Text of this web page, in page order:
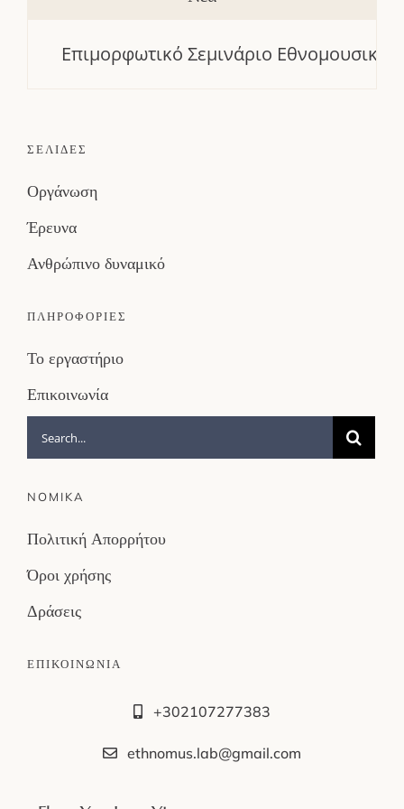
Επιμορφωτικό Σεμινάριο
ΣΕΛΙΔΕΣ
Οργάνωση
Έρευνα
Ανθρώπινο δυναμικό
ΠΛΗΡΟΦΟΡΙΕΣ
Το εργαστήριο
Επικοινωνία
Search
for:
NOMIKA
Πολιτική Απορρήτου
Όροι χρήσης
Δράσεις
ΕΠΙΚΟΙΝΩΝΙΑ
+302107277383
ethnomus.lab@gmail.com